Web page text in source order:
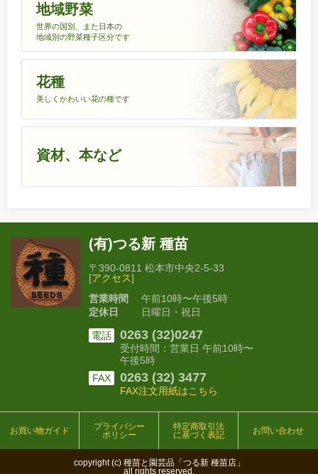
地域野菜
世界の国別、また日本の
地域別の野菜種子区分です
花種
美しくかわいい花の種です
資材、本など
(有)つる新 種苗
〒390-0811 松本市中央2-5-33
[アクセス]
営業時間
午前10時〜午後5時
定休日
日曜日・祝日
電話 0263 (32)0247
受付時間：営業日 午前10時〜
午後5時
FAX
0263 (32) 3477
FAX注文用紙はこちら
お買い物ガイド
プライバシー
ポリシー
特定商取引法
に基づく表記
お問い合わせ
copyright (c) 種苗と園芸品「つる新 種苗店」
all rights reserved.